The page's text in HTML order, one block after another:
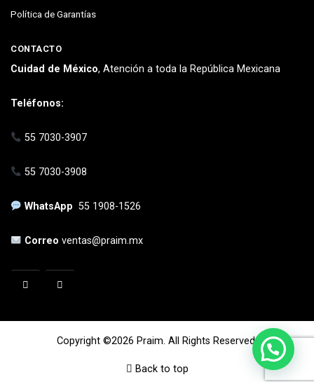
Política de Garantías
CONTACTO
Cuidad de México, Atención a toda la República Mexicana
Teléfonos:
55 7030-3907
55 7030-3908
WhatsApp55 1908-1526
Correoventas@praim.mx
Copyright ©2026 Praim. All Rights Reserved.
Back to top